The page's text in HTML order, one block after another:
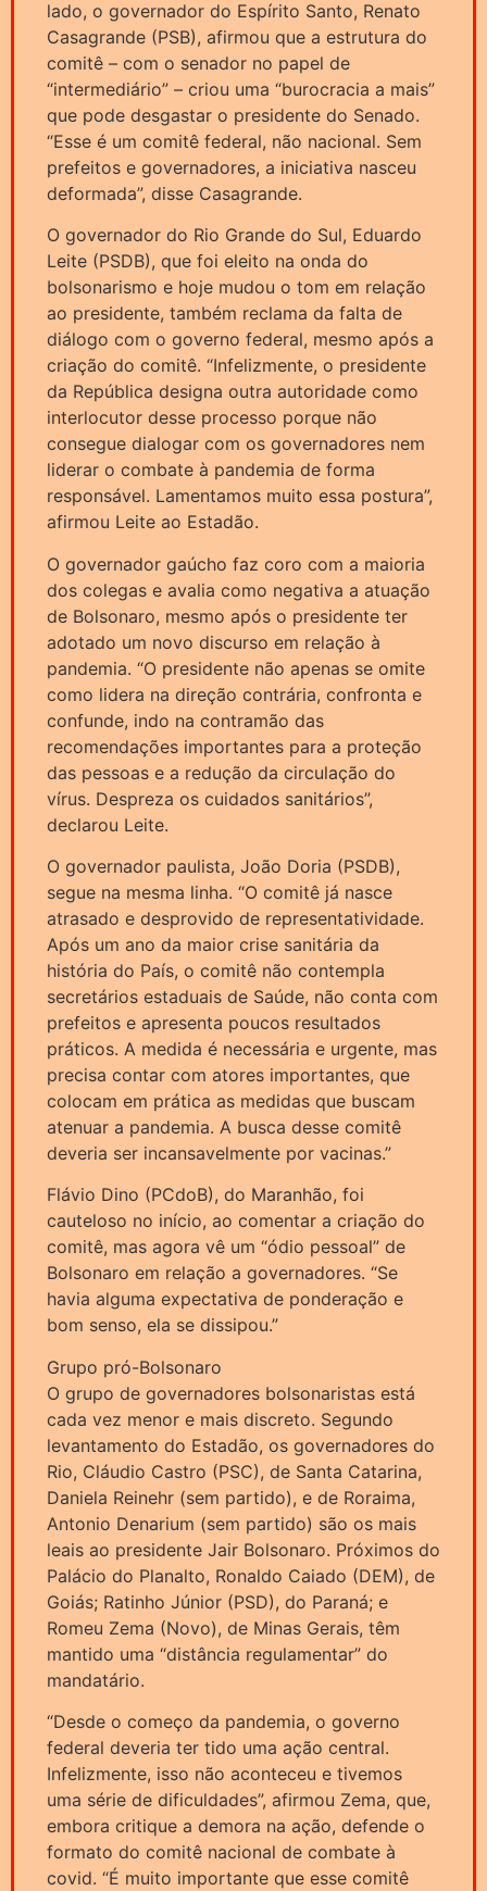
lado, o governador do Espírito Santo, Renato
Casagrande (PSB), afirmou que a estrutura do
comitê – com o senador no papel de
“intermediário” – criou uma “burocracia a mais”
que pode desgastar o presidente do Senado.
“Esse é um comitê federal, não nacional. Sem
prefeitos e governadores, a iniciativa nasceu
deformada”, disse Casagrande.
O governador do Rio Grande do Sul, Eduardo
Leite (PSDB), que foi eleito na onda do
bolsonarismo e hoje mudou o tom em relação
ao presidente, também reclama da falta de
diálogo com o governo federal, mesmo após a
criação do comitê. “Infelizmente, o presidente
da República designa outra autoridade como
interlocutor desse processo porque não
consegue dialogar com os governadores nem
liderar o combate à pandemia de forma
responsável. Lamentamos muito essa postura”,
afirmou Leite ao Estadão.
O governador gaúcho faz coro com a maioria
dos colegas e avalia como negativa a atuação
de Bolsonaro, mesmo após o presidente ter
adotado um novo discurso em relação à
pandemia. “O presidente não apenas se omite
como lidera na direção contrária, confronta e
confunde, indo na contramão das
recomendações importantes para a proteção
das pessoas e a redução da circulação do
vírus. Despreza os cuidados sanitários”,
declarou Leite.
O governador paulista, João Doria (PSDB),
segue na mesma linha. “O comitê já nasce
atrasado e desprovido de representatividade.
Após um ano da maior crise sanitária da
história do País, o comitê não contempla
secretários estaduais de Saúde, não conta com
prefeitos e apresenta poucos resultados
práticos. A medida é necessária e urgente, mas
precisa contar com atores importantes, que
colocam em prática as medidas que buscam
atenuar a pandemia. A busca desse comitê
deveria ser incansavelmente por vacinas.”
Flávio Dino (PCdoB), do Maranhão, foi
cauteloso no início, ao comentar a criação do
comitê, mas agora vê um “ódio pessoal” de
Bolsonaro em relação a governadores. “Se
havia alguma expectativa de ponderação e
bom senso, ela se dissipou.”
Grupo pró-Bolsonaro
O grupo de governadores bolsonaristas está
cada vez menor e mais discreto. Segundo
levantamento do Estadão, os governadores do
Rio, Cláudio Castro (PSC), de Santa Catarina,
Daniela Reinehr (sem partido), e de Roraima,
Antonio Denarium (sem partido) são os mais
leais ao presidente Jair Bolsonaro. Próximos do
Palácio do Planalto, Ronaldo Caiado (DEM), de
Goiás; Ratinho Júnior (PSD), do Paraná; e
Romeu Zema (Novo), de Minas Gerais, têm
mantido uma “distância regulamentar” do
mandatário.
“Desde o começo da pandemia, o governo
federal deveria ter tido uma ação central.
Infelizmente, isso não aconteceu e tivemos
uma série de dificuldades”, afirmou Zema, que,
embora critique a demora na ação, defende o
formato do comitê nacional de combate à
covid. “É muito importante que esse comitê